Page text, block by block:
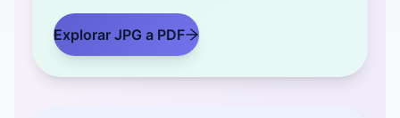
Explorar JPG a PDF